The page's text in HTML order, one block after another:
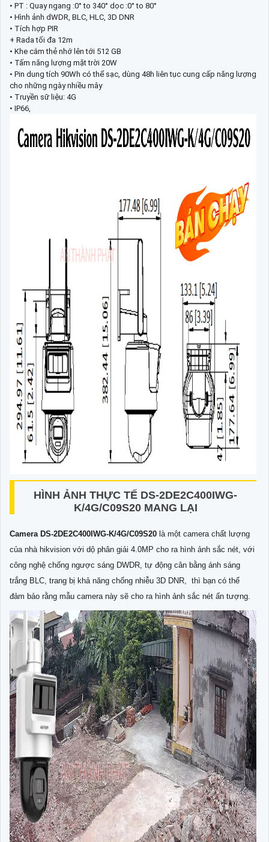
• PT : Quay ngang :0° to 340° dọc :0° to 80°
• Hình ảnh dWDR, BLC, HLC, 3D DNR
• Tích hợp PIR
+ Rada tối đa 12m
• Khe cắm thẻ nhớ lên tới 512 GB
• Tấm năng lượng mặt trời 20W
• Pin dung tích 90Wh có thể sạc, dùng 48h liên tục cung cấp năng lượng
cho những ngày nhiều mây
• Truyền sữ liệu: 4G
• IP66,
HÌNH ẢNH THỰC TẾ DS-2DE2C400IWG-
K/4G/C09S20 MANG LẠI
Camera DS-2DE2C400IWG-K/4G/C09S20 là một camera chất lượng
của nhà hikvision với dộ phân giải 4.0MP cho ra hình ảnh sắc nét, với
công nghệ chống ngược sáng DWDR, tự động cân bằng ánh sáng
trắng BLC, trang bị khả năng chống nhiễu 3D DNR, thì bạn có thể
đảm bảo rằng mẫu camera này sẽ cho ra hình ảnh sắc nét ấn tượng.